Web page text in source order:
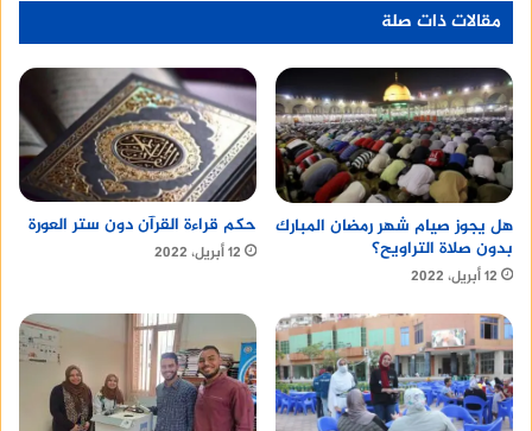
مقالات ذات صلة
هل يجوز صيام شهر رمضان المبارك
بدون صلاة التراويح؟
12 أبريل، 2022
حكم قراءة القرآن دون ستر العورة
12 أبريل، 2022